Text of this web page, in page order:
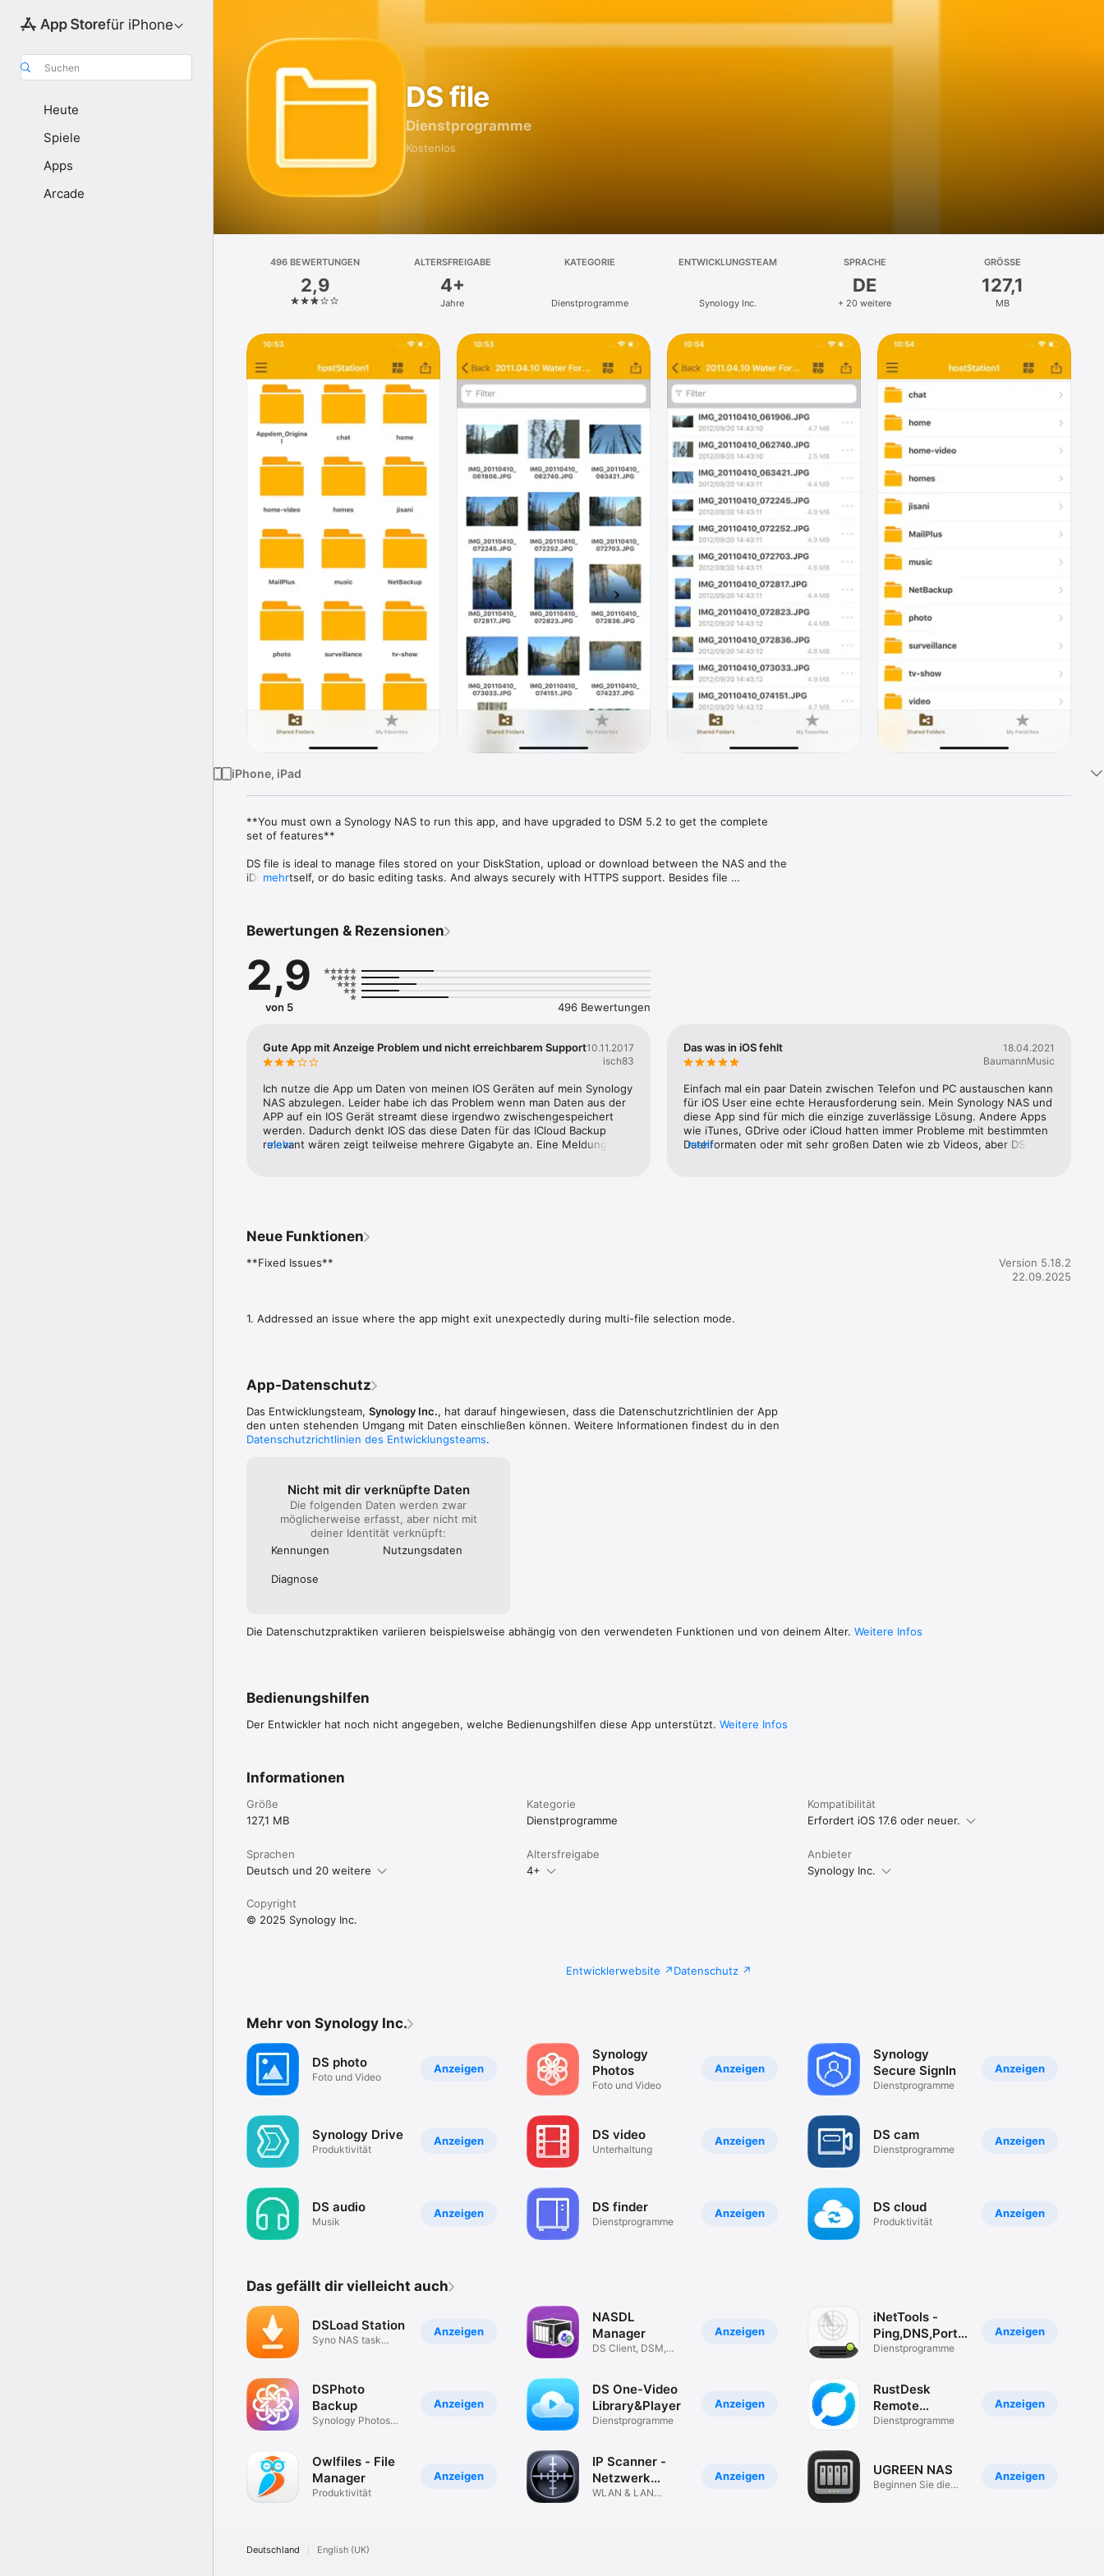
für iPhone
Suchen
Heute
Spiele
Apps
Arcade
DS file
Dienst­programme
Kostenlos
496 BEWERTUNGEN
2,9
ALTERSFREIGABE
4+
Jahre
KATEGORIE
Dienst­programme
ENTWICKLUNGSTEAM
Synology Inc.
SPRACHE
DE
+ 20 weitere
GRÖSSE
127,1
MB
iPhone, iPad
**You must own a Synology NAS to run this app, and have upgraded to DSM 5.2 to get the complete
set of features**
DS file is ideal to manage files stored on your DiskStation, upload or download between the NAS and the
iDevice itself, or do basic editing tasks. And always securely with HTTPS support. Besides file
mehr
Bewertungen & Rezensionen
2,9
von 5 496 Bewertungen
Gute App mit Anzeige Problem und nicht erreichbarem Support10.11.2017
isch83
Ich nutze die App um Daten von meinen IOS Geräten auf mein Synology
NAS abzulegen. Leider habe ich das Problem wenn man Daten aus der
APP auf ein IOS Gerät streamt diese irgendwo zwischengespeichert
werden. Dadurch denkt IOS das diese Daten für das ICloud Backup
relevant wären zeigt teilweise mehrere Gigabyte an. Eine Meldung an
mehr
Das was in iOS fehlt
18.04.2021
BaumannMusic
Einfach mal ein paar Datein zwischen Telefon und PC austauschen kann
für iOS User eine echte Herausforderung sein. Mein Synology NAS und
diese App sind für mich die einzige zuverlässige Lösung. Andere Apps
wie iTunes, GDrive oder iCloud hatten immer Probleme mit bestimmten
Dateiformaten oder mit sehr großen Daten wie zb Videos, aber DS File
mehr
Neue Funktionen
**Fixed Issues**
1. Addressed an issue where the app might exit unexpectedly during multi-file selection mode.
Version 5.18.2
22.09.2025
App-Datenschutz
Das Entwicklungsteam, Synology Inc., hat darauf hingewiesen, dass die Datenschutz­richtlinien der App
den unten stehenden Umgang mit Daten einschließen können. Weitere Informationen findest du in den
Datenschutzrichtlinien des Entwicklungsteams.
Nicht mit dir verknüpfte Daten
Die folgenden Daten werden zwar
möglicherweise erfasst, aber nicht mit
deiner Identität verknüpft:
Kennungen
Nutzungs­daten
Diagnose
Die Datenschutzpraktiken variieren beispielsweise abhängig von den verwendeten Funktionen und von deinem Alter. Weitere Infos
Bedienungshilfen
Der Entwickler hat noch nicht angegeben, welche Bedienungshilfen diese App unterstützt. Weitere Infos
Informationen
Größe
127,1 MB
Kategorie
Dienst­programme
Kompatibilität
Erfordert iOS 17.6 oder neuer.
Sprachen
Deutsch und 20 weitere
Altersfreigabe
4+
Anbieter
Synology Inc.
Copyright
© 2025 Synology Inc.
Entwicklerwebsite Datenschutz
Mehr von Synology Inc.
Anzeigen
DS photo
Foto und Video
Anzeigen
Synology Drive
Produktivität
Anzeigen
DS audio
Musik
Anzeigen
Synology
Photos
Foto und Video
Anzeigen
DS video
Unterhaltung
Anzeigen
DS finder
Dienst­programme
Anzeigen
Synology
Secure SignIn
Dienst­programme
Anzeigen
DS cam
Dienst­programme
Anzeigen
DS cloud
Produktivität
Das gefällt dir vielleicht auch
Anzeigen
DSLoad Station
Syno NAS task
Anzeigen
DSPhoto
Backup
Synology Photos
Anzeigen
Owlfiles - File
Manager
Produktivität
Anzeigen
NASDL
Manager
DS Client, DSM,
Anzeigen
DS One-Video
Library&Player
Dienst­programme
Anzeigen
IP Scanner -
Netzwerk
Scanner
WLAN & LAN
Anzeigen
iNetTools -
Ping,DNS,Port
Scan
Dienst­programme
Anzeigen
RustDesk
Remote
Desktop
Dienst­programme
Anzeigen
UGREEN NAS
Beginnen Sie die
Deutschland English (UK)